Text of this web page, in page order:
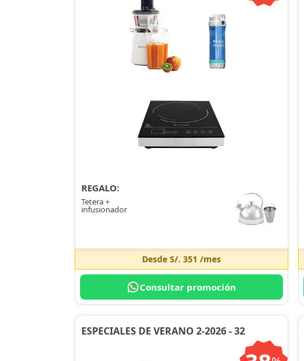
REGALO:
Tetera +
infusionador
Desde S/. 351 /mes
Consultar promoción
ESPECIALES DE VERANO 2-2026 - 32